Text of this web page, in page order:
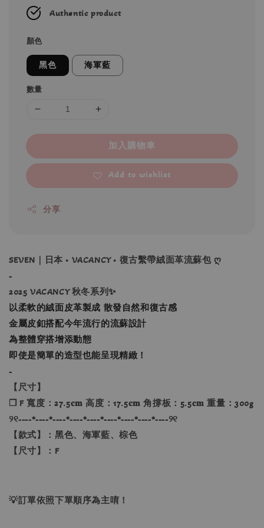
Authentic product
顏色
黑色 海軍藍
數量
加入購物車
Add to wishlist
分享
SEVEN｜日本 • VACANCY • 復古繫帶絨面革流蘇包 ღ
-
2025 VACANCY 秋冬系列✨
以柔軟的絨面皮革製成 散發自然和復古感
金屬皮釦搭配今年流行的流蘇設計
為整體穿搭增添動態
即使是簡單的造型也能呈現精緻！
-
【尺寸】
❐ F 寬度：27.5𝐜𝐦 高度：17.5𝐜𝐦 角撐板：5.5𝐜𝐦 重量：300g
୨୧----*----*----*----*----*----*----*----*----୨୧
【款式】：黑色、海軍藍、棕色
【尺寸】：F
💡訂單依照下單順序為主唷！